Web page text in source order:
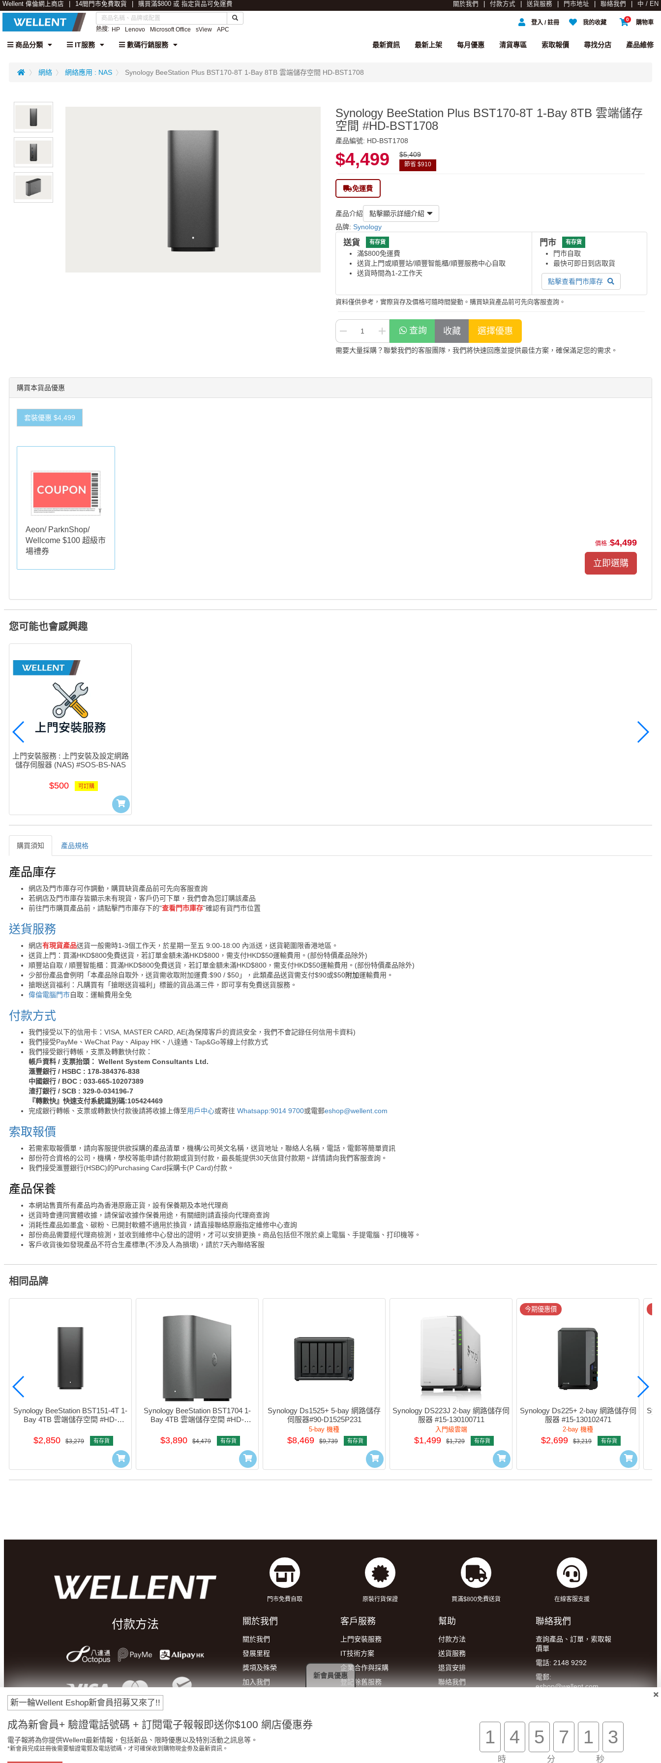
Wellent 偉倫網上商店 14間門市免費取貨 購買滿$800 或 指定貨品可免運費 關於我們 付款方式 送貨服務 門市地址 聯絡我們 中 / EN
熱搜: HP Lenovo Microsoft Office sView APC
0 購物車
我的收藏
登入 / 註冊
商品分類 IT服務 數碼行銷服務 產品維修
尋找分店
索取報價
清貨專區
每月優惠
最新上架
最新資訊
網絡 網絡應用 : NAS Synology BeeStation Plus BST170-8T 1-Bay 8TB 雲端儲存空間 HD-BST1708
Synology BeeStation Plus BST170-8T 1-Bay 8TB 雲端儲存
空間 #HD-BST1708
產品編號: HD-BST1708
$4,499 $5,409
節省 $910
免運費
產品介紹
點擊顯示詳細介紹
品牌: Synology
送貨 有存貨
滿$800免運費
送貨上門或順豐站/順豐智能櫃/順豐服務中心自取
送貨時間為1-2工作天
門市 有存貨
門市自取
最快可即日到店取貨
點擊查看門市庫存
資料僅供參考，實際貨存及價格可隨時間變動。購買缺貨產品前可先向客服查詢。
查詢
需要大量採購？聯繫我們的客服團隊，我們將快速回應並提供最佳方案，確保滿足您的需求。
購買本貨品優惠
套裝優惠 $4,499
Aeon/ ParknShop/
Wellcome $100 超級市
場禮券
價格 :$4,499
您可能也會感興趣
上門安裝服務 : 上門安裝及設定網路
儲存伺服器 (NAS) #SOS-BS-NAS
$500 可訂購
購買須知 產品規格
購買須知
產品庫存
網店及門市庫存可作調動，購買缺貨產品前可先向客服查詢
若網店及門市庫存皆顯示未有現貨，客戶仍可下單，我們會為您訂購該產品
前往門市購買產品前，請點擊門市庫存下的"查看門市庫存"確認有貨門市位置
送貨服務
網店有現貨產品送貨一般需時1-3個工作天，於星期一至五 9:00-18:00 內派送，送貨範圍限香港地區。
送貨上門：買滿HKD$800免費送貨，若訂單金額未滿HKD$800，需支付HKD$50運輸費用。(部份特價產品除外)
順豐站自取 / 順豐智能櫃：買滿HKD$800免費送貨，若訂單金額未滿HKD$800，需支付HKD$50運輸費用。(部份特價產品除外)
少部份產品會例明「本產品除自取外，送貨需收取附加運費:$90 / $50」，此類產品送貨需支付$90或$50附加運輸費用。
搶眼送貨福利：凡購買有「搶眼送貨福利」標籤的貨品滿三件，即可享有免費送貨服務。
偉倫電腦門市自取：運輸費用全免
付款方式
我們接受以下的信用卡：VISA, MASTER CARD, AE(為保障客戶的資訊安全，我們不會記錄任何信用卡資料)
我們接受PayMe、WeChat Pay、Alipay HK、八達通、Tap&Go等線上付款方式
我們接受銀行轉帳，支票及轉數快付款：
帳戶資料 / 支票抬頭： Wellent System Consultants Ltd.
滙豐銀行 / HSBC : 178-384376-838
中國銀行 / BOC : 033-665-10207389
渣打銀行 / SCB : 329-0-034196-7
『轉數快』快速支付系統識別碼:105424469
完成銀行轉帳、支票或轉數快付款後請將收據上傳至用戶中心或寄往 Whatsapp:9014 9700或電郵eshop@wellent.com
索取報價
若需索取報價單，請向客服提供欲採購的產品清單，機構/公司英文名稱，送貨地址，聯絡人名稱，電話，電郵等簡單資訊
部份符合資格的公司，機構，學校等能申請付款期或貨到付款，最長能提供30天信貸付款期。詳情請向我們客服查詢。
我們接受滙豐銀行(HSBC)的Purchasing Card採購卡(P Card)付款。
產品保養
本網站售賣所有產品均為香港原廠正貨，設有保養期及本地代理商
送貨時會連同實體收據，請保留收據作保養用途，有關細則請直接向代理商查詢
消耗性產品如墨盒、碳粉、已開封軟體不適用於換貨，請直接聯絡原廠指定維修中心查詢
部份商品需要經代理商檢測，並收到維修中心發出的證明，才可以安排更換。商品包括但不限於桌上電腦、手提電腦、打印機等。
客戶收貨後如發現產品不符合生產標準(不涉及人為損壞)，請於7天內聯絡客服
相同品牌
Synology BeeStation BST151-4T 1-
Bay 4TB 雲端儲存空間 #HD-
$2,850 $3,279 有存貨
Synology BeeStation BST1704 1-
Bay 4TB 雲端儲存空間 #HD-
$3,890 $4,479 有存貨
Synology Ds1525+ 5-bay 網路儲存
伺服器#90-D1525P231
5-bay 機種
$8,469 $9,739 有存貨
Synology DS223J 2-bay 網路儲存伺
服器 #15-130100711
入門級雲端
$1,499 $1,729 有存貨
今期優惠價
Synology Ds225+ 2-bay 網路儲存伺
服器 #15-130102471
2-bay 機種
$2,699 $3,219 有存貨
今
付款方法
門市免費自取 原裝行貨保證 買滿$800免費送貨 在線客服支援
關於我們
關於我們
發展里程
獎項及殊榮
加入我們
客戶服務
上門安裝服務
IT技術方案
企業合作與採購
登記除舊服務
幫助
付款方法
送貨服務
退貨安排
聯絡我們
聯絡我們
查詢產品、訂單，索取報
價單
電話: 2148 9292
電郵:
eshop@wellent.com
9:00-22:00
(星期一至五)
14:00-20:00
(星期六)
新一輪Wellent Eshop新會員招募又來了!!
成為新會員+ 驗證電話號碼 + 訂閱電子報報即送你$100 網店優惠券
電子報將為你提供Wellent最新情報，包括新品、限時優惠以及特別活動之訊息等。
*新會員完成註冊後需要驗證電郵及電話號碼，才可確保收到購物現金劵及最新資訊。
1 4
時
5 7
分
1 2
秒
新會員優惠